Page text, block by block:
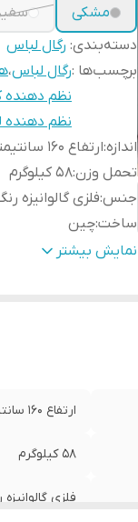
مشکی
دسته‌بندی: رگال لباس
برچسب‌ها :رگال لباس،
نظم دهنده
نظم دهنده
اندازه:ارتفاع ۱۶۰ سانتیمتر_طول ۱۱۰ سانتیمتر_فاصله دو ردیف ۵۵سانتیمتر
تحمل وزن:۵۸ کیلوگرم
جنس:فلزی گالوانیزه
ساخت:چین
اجزا:۴عدد چرخ
نمایش بیشتر
ارتفاع ۱۶۰ سانتیمتر_طول ۱۱۰ سانتیمتر_فاصله دو ردیف ۵۵سانتیمتر
۵۸ کیلوگرم
فلزی